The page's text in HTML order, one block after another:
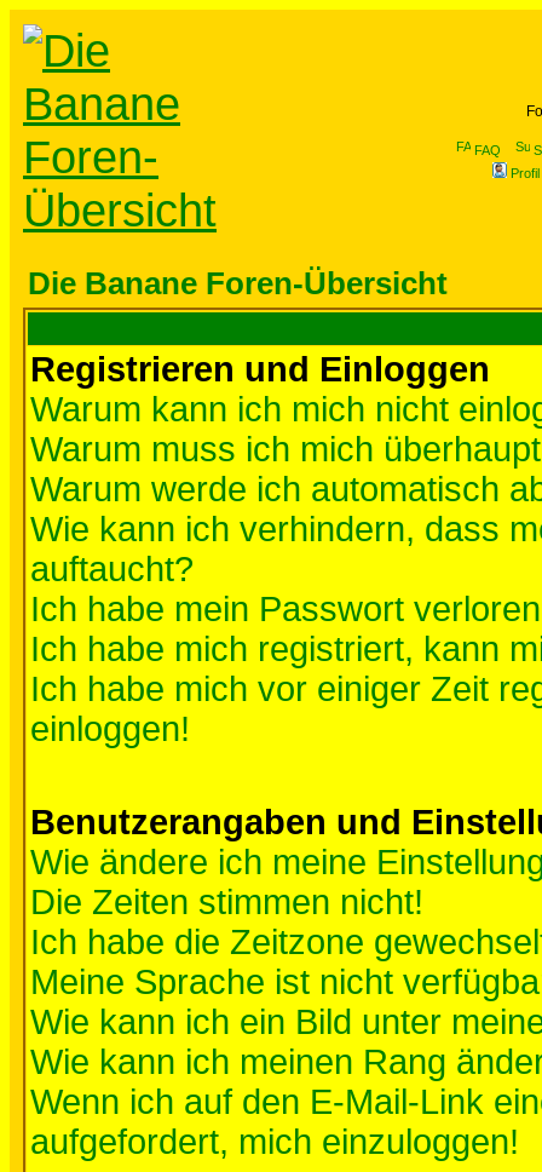
FAQ
Profil
Die Banane Foren-Übersicht
Registrieren und Einloggen
Warum kann ich mich nicht
Warum muss ich mich
Warum werde ich automatisch
Wie kann ich verhindern, dass
auftaucht?
Ich habe mein Passwort
Ich habe mich registriert, kann
Ich habe mich vor einiger Zeit
einloggen!
Benutzerangaben und
Wie ändere ich meine
Die Zeiten stimmen nicht!
Ich habe die Zeitzone
Meine Sprache ist nicht
Wie kann ich ein Bild unter
Wie kann ich meinen Rang
Wenn ich auf den E-Mail-Link
aufgefordert, mich einzuloggen!